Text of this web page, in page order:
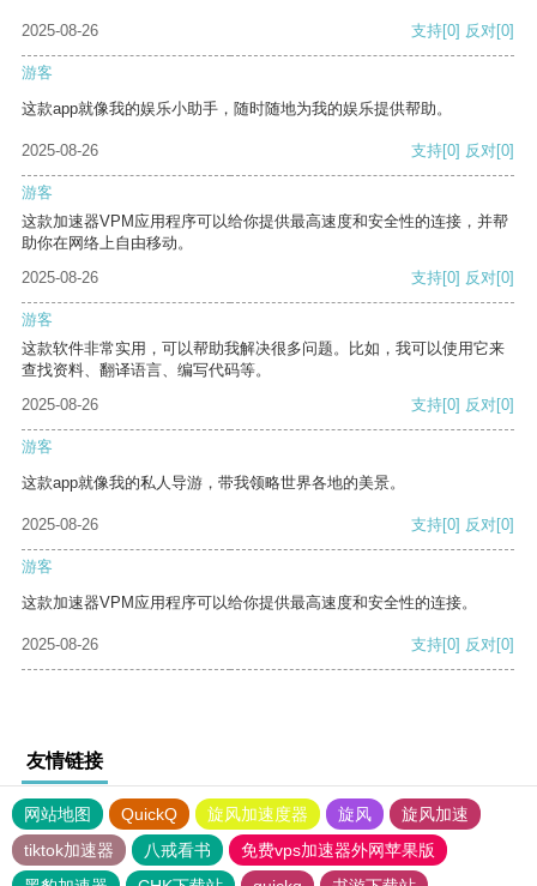
2025-08-26 支持[0] 反对[0]
游客
这款app就像我的娱乐小助手，随时随地为我的娱乐提供帮助。
2025-08-26 支持[0] 反对[0]
游客
这款加速器VPM应用程序可以给你提供最高速度和安全性的连接，并帮
助你在网络上自由移动。
2025-08-26
支持[0] 反对[0]
游客
这款软件非常实用，可以帮助我解决很多问题。比如，我可以使用它来
查找资料、翻译语言、编写代码等。
2025-08-26
支持[0] 反对[0]
游客
这款app就像我的私人导游，带我领略世界各地的美景。
2025-08-26 支持[0] 反对[0]
游客
这款加速器VPM应用程序可以给你提供最高速度和安全性的连接。
2025-08-26 支持[0] 反对[0]
友情链接
网站地图 QuickQ 旋风加速度器 旋风
旋风加速
tiktok加速器
八戒看书
免费vps加速器外网苹果版